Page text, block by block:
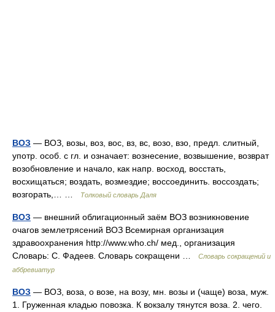
ВОЗ — ВОЗ, возы, воз, вос, вз, вс, возо, взо, предл. слитный,
употр. особ. с гл. и означает: вознесение, возвышение, возврат
возобновление и начало, как напр. восход, восстать,
восхищаться; воздать, возмездие; воссоединить. воссоздать;
возгорать,… …
Толковый словарь Даля
ВОЗ — внешний облигационный заём ВОЗ возникновение
очагов землетрясений ВОЗ Всемирная организация
здравоохранения http://www.who.ch/​ мед., организация
Словарь: С. Фадеев. Словарь сокращени …
Словарь сокращений и
аббревиатур
ВОЗ — ВОЗ, воза, о возе, на возу, мн. возы и (чаще) воза, муж.
1. Груженная кладью повозка. К вокзалу тянутся воза. 2. чего.